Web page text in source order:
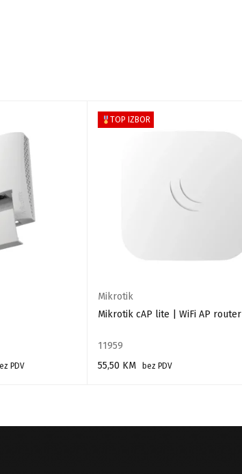
PDV
TOP IZBOR
Mikrotik
Mikrotik cAP lite | WiFi AP router
11959
55,50 KM
bez PDV